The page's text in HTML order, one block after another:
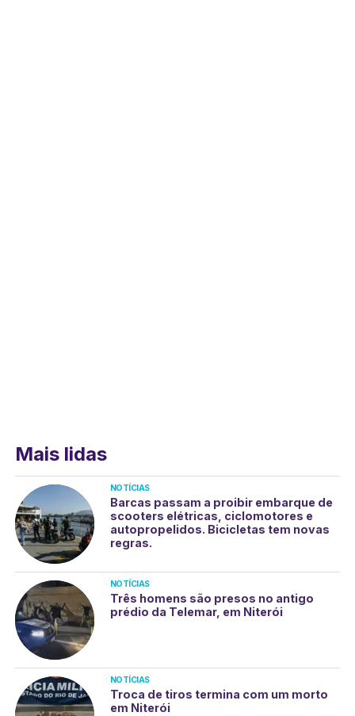
Mais lidas
NOTÍCIAS
Barcas passam a proibir embarque de
scooters elétricas, ciclomotores e
autopropelidos. Bicicletas tem novas
regras.
NOTÍCIAS
Três homens são presos no antigo
prédio da Telemar, em Niterói
NOTÍCIAS
Troca de tiros termina com um morto
em Niterói